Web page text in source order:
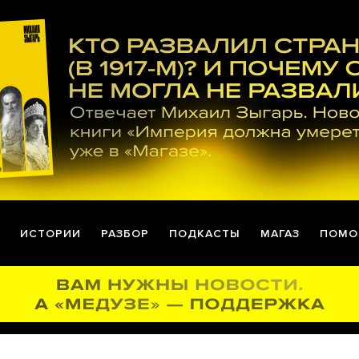
ИСТОРИИ РАЗБОР ПОДКАСТЫ МАГАЗ